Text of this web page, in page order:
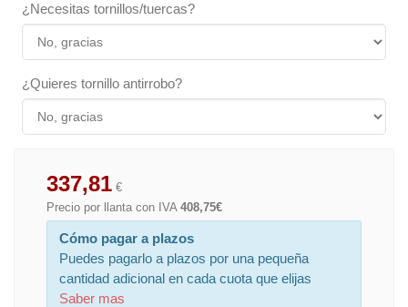
¿Necesitas tornillos/tuercas?
¿Quieres tornillo antirrobo?
337,81 €
Precio por llanta con IVA 408,75€
Cómo pagar a plazos
Puedes pagarlo a plazos por una pequeña
cantidad adicional en cada cuota que elijas
Saber mas